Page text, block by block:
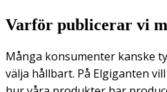
Varför publicerar vi
Många konsumenter kanske
välja hållbart. På Elgiganten